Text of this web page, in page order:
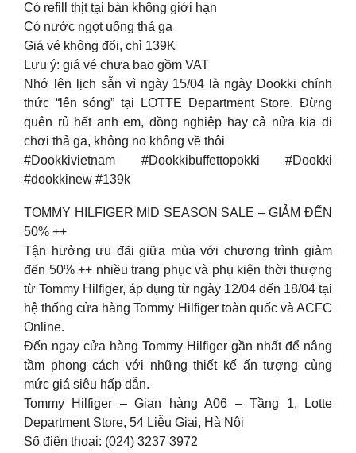
Có refill thịt tại bàn không giới hạn
Có nước ngọt uống thả ga
Giá vé không đổi, chỉ 139K
Lưu ý: giá vé chưa bao gồm VAT
Nhớ lên lịch sẵn vì ngày 15/04 là ngày Dookki chính
thức “lên sóng” tại LOTTE Department Store. Đừng
quên rủ hết anh em, đồng nghiệp hay cả nửa kia đi
chơi thả ga, không no không về thôi
#Dookkivietnam #Dookkibuffettopokki #Dookki
#dookkinew #139k
TOMMY HILFIGER MID SEASON SALE – GIẢM ĐẾN
50% ++
Tận hưởng ưu đãi giữa mùa với chương trình giảm
đến 50% ++ nhiều trang phục và phụ kiện thời thượng
từ Tommy Hilfiger, áp dụng từ ngày 12/04 đến 18/04 tại
hệ thống cửa hàng Tommy Hilfiger toàn quốc và ACFC
Online.
Đến ngay cửa hàng Tommy Hilfiger gần nhất để nâng
tầm phong cách với những thiết kế ấn tượng cùng
mức giá siêu hấp dẫn.
Tommy Hilfiger – Gian hàng A06 – Tầng 1, Lotte
Department Store, 54 Liễu Giai, Hà Nội
Số điện thoại: (024) 3237 3972